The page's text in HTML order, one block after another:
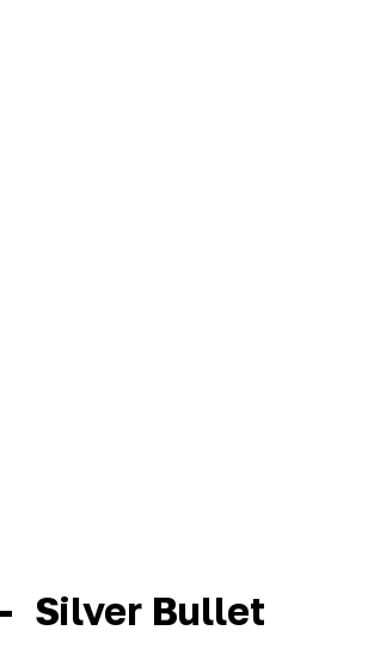
- Silver Bullet